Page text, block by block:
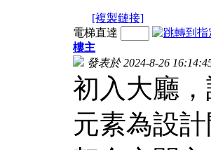
[複製鏈接]
電梯直達
樓主
發表於 2024-8-26
初入大廳
元素為設